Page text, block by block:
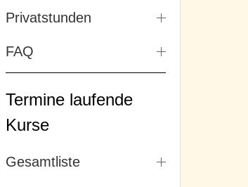
Privatstunden
FAQ
Termine laufende
Kurse
Gesamtliste